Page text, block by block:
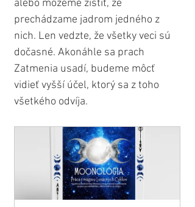
alebo môžeme zistiť, že
prechádzame jadrom jedného z
nich. Len vedzte, že všetky veci sú
dočasné. Akonáhle sa prach
Zatmenia usadí, budeme môcť
vidieť vyšší účel, ktorý sa z toho
všetkého odvíja.